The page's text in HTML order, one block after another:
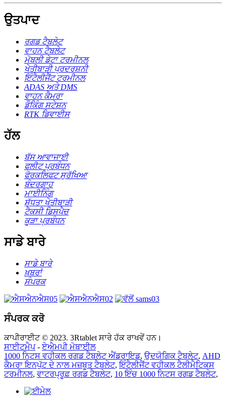
ਉਤਪਾਦ
ਰਗਡ ਟੈਬਲੇਟ
ਵਾਹਨ ਟੈਬਲੇਟ
ਮੋਬਲੀ ਡੇਟਾ ਟਰਮੀਨਲ
ਖੇਤੀਬਾੜੀ ਪ੍ਰਦਰਸ਼ਨੀ
ਇੰਟੈਲੀਜੈਂਟ ਟਰਮੀਨਲ
ADAS ਅਤੇ DMS
ਵਾਹਨ ਕੈਮਰਾ
ਡੌਕਿੰਗ ਸਟੇਸ਼ਨ
RTK ਡਿਵਾਈਸ
ਹੱਲ
ਬੱਸ ਆਵਾਜਾਈ
ਫਲੀਟ ਪ੍ਰਬੰਧਨ
ਫੋਰਕਲਿਫਟ ਸੁਰੱਖਿਆ
ਬੰਦਰਗਾਹ
ਮਾਈਨਿੰਗ
ਸ਼ੁੱਧਤਾ ਖੇਤੀਬਾੜੀ
ਟੈਕਸੀ ਡਿਸਪੈਚ
ਕੂੜਾ ਪ੍ਰਬੰਧਨ
ਸਾਡੇ ਬਾਰੇ
ਸਾਡੇ ਬਾਰੇ
ਖ਼ਬਰਾਂ
ਸੰਪਰਕ
ਸੰਪਰਕ ਕਰੋ
ਕਾਪੀਰਾਈਟ © 2023. 3Rtablet ਸਾਰੇ ਹੱਕ ਰਾਖਵੇਂ ਹਨ।
ਸਾਈਟਮੈਪ-ਏਐਮਪੀ ਮੋਬਾਈਲ
1000 ਨਿਟਸ ਵਹੀਕਲ ਰਗਡ ਟੈਬਲੇਟ ਐਂਡਰਾਇਡ, ਉਦਯੋਗਿਕ ਟੈਬਲੇਟ, AHD
ਕੈਮਰਾ ਇਨਪੁੱਟ ਦੇ ਨਾਲ ਮਜ਼ਬੂਤ ​​ਟੈਬਲੇਟ,ਇੰਟੈਲੀਜੈਂਟ ਵਹੀਕਲ ਟੈਲੀਮੈਟਿਕਸ
ਟਰਮੀਨਲ, ਵਾਟਰਪ੍ਰੂਫ਼ ਰਗਡ ਟੈਬਲੇਟ, 10 ਇੰਚ 1000 ਨਿਟਸ ਰਗਡ ਟੈਬਲੇਟ,